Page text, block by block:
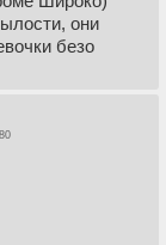
они
безо